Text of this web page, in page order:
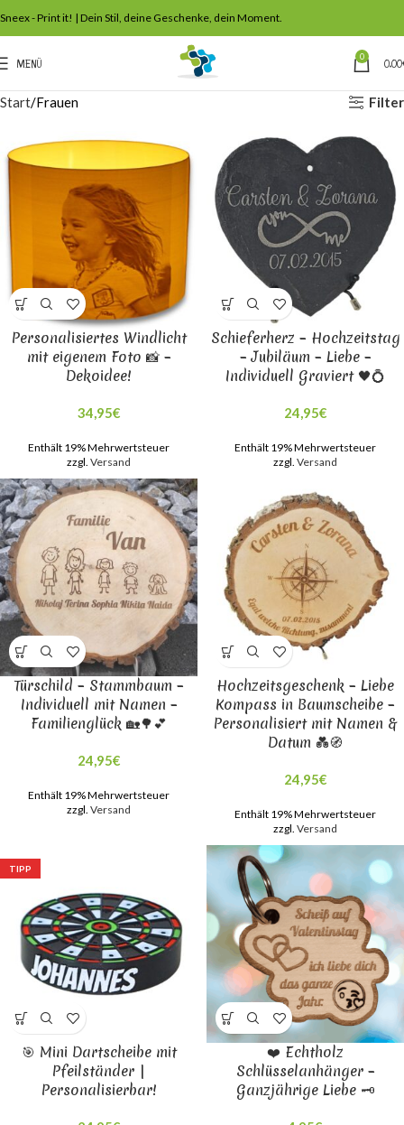
Sneex - Print it! | Dein Stil, deine Geschenke, dein Moment.
MENÜ 0 0,00
Start Frauen Filter
Personalisiertes Windlicht
mit eigenem Foto 📸 –
Dekoidee!
34,95€
Enthält 19% Mehrwertsteuer
zzgl. Versand
Schieferherz – Hochzeitstag
– Jubiläum – Liebe –
Individuell Graviert 🖤💍
24,95€
Enthält 19% Mehrwertsteuer
zzgl. Versand
Türschild – Stammbaum –
Individuell mit Namen –
Familienglück 🏡🌳💕
24,95€
Enthält 19% Mehrwertsteuer
zzgl. Versand
Hochzeitsgeschenk – Liebe
Kompass in Baumscheibe –
Personalisiert mit Namen &
Datum 💑🧭
24,95€
Enthält 19% Mehrwertsteuer
zzgl. Versand
TIPP
🎯 Mini Dartscheibe mit
Pfeilständer |
Personalisierbar!
❤️ Echtholz
Schlüsselanhänger –
Ganzjährige Liebe 🗝️